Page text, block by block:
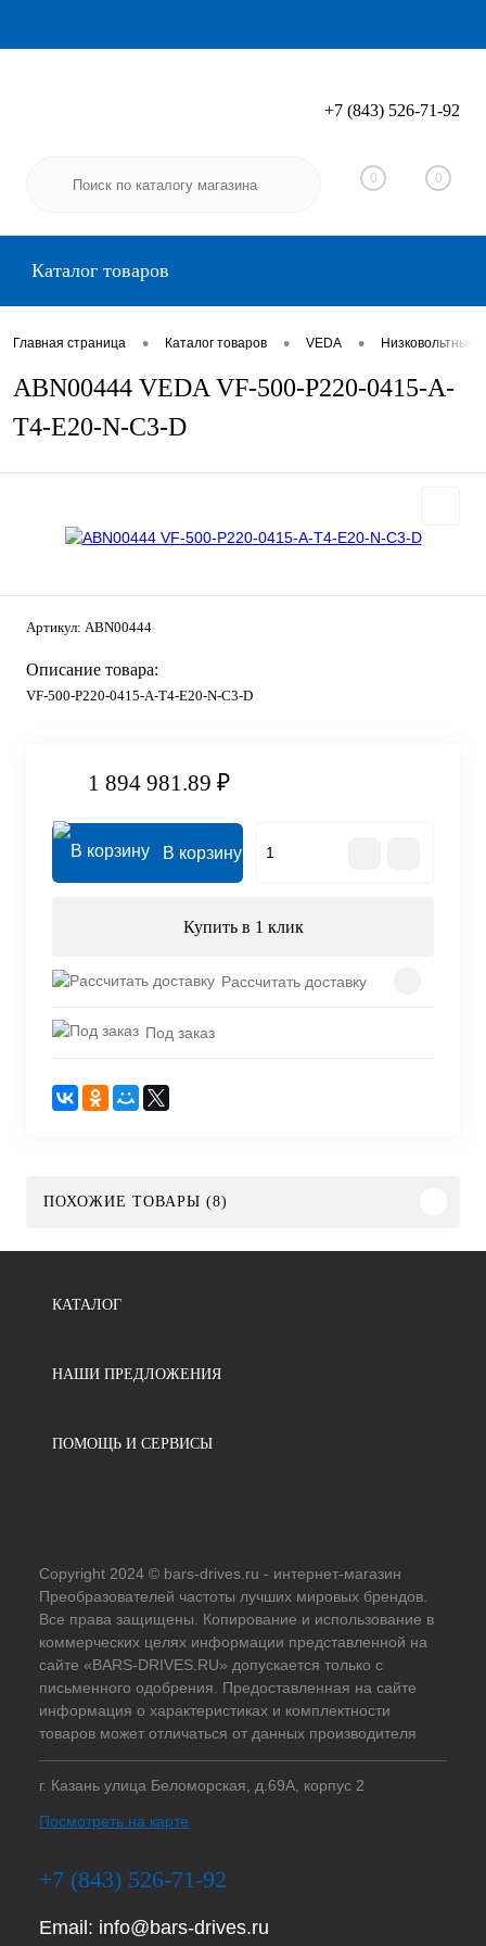
Вход Регистрация
+7 (843) 526-71-92
0 0
Каталог товаров
Главная страница • Каталог товаров • VEDA •
ABN00444 VEDA VF-500-P220-0415-A-
T4-E20-N-C3-D
Артикул: ABN00444
Описание товара:
VF-500-P220-0415-A-T4-E20-N-C3-D
1 894 981.89 ₽
В корзину
Купить в 1 клик
Рассчитать доставку
Под заказ
ПОХОЖИЕ ТОВАРЫ (8)
КАТАЛОГ
НАШИ ПРЕДЛОЖЕНИЯ
ПОМОЩЬ И СЕРВИСЫ
Copyright 2024 © bars-drives.ru - интернет-магазин
Преобразователей частоты лучших мировых брендов.
Все права защищены. Копирование и использование в
коммерческих целях информации представленной на
сайте «BARS-DRIVES.RU» допускается только с
письменного одобрения. Предоставленная на сайте
информация о характеристиках и комплектности
товаров может отличаться от данных производителя
г. Казань улица Беломорская, д.69А, корпус 2
Посмотреть на карте
+7 (843) 526-71-92
Email: info@bars-drives.ru